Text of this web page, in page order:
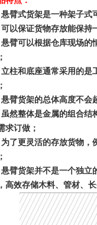
悬臂式货架是一种架子
可以保证货物存放能保持
悬臂可以根据仓库现场的
立柱和底座通常采用的是
悬臂货架的总体高度不会
虽然整体是金属的组合结
求订做；
为了更灵活的存放货物，
悬臂货架并不是一个独立
高效存储木料、管材、